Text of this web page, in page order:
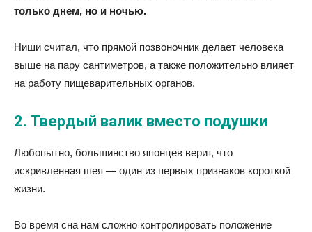
только днем, но и ночью.
Ниши считал, что прямой позвоночник делает человека
выше на пару сантиметров, а также положительно влияет
на работу пищеварительных органов.
2. Твердый валик вместо подушки
Любопытно, большинство японцев верит, что
искривленная шея — один из первых признаков короткой
жизни.
Во время сна нам сложно контролировать положение